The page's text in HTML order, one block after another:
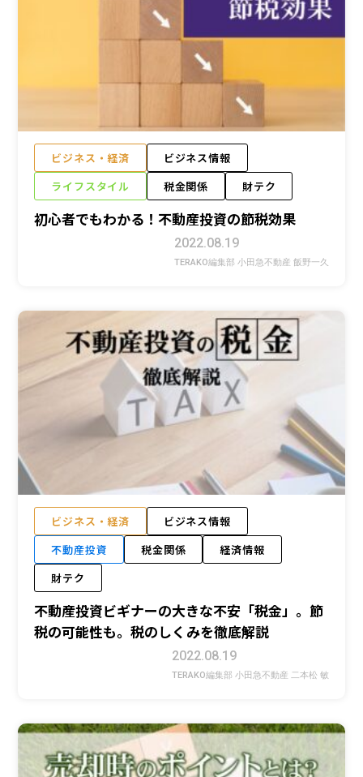
ビジネス・経済
ビジネス情報
ライフスタイル
税金関係 財テク
初心者でもわかる！不動産投資の節税効果
2022.08.19
TERAKO編集部 小田急不動産 飯野一久
ビジネス・経済
ビジネス情報
不動産投資
税金関係
経済情報
財テク
不動産投資ビギナーの大きな不安「税金」。節
税の可能性も。税のしくみを徹底解説
2022.08.19
TERAKO編集部 小田急不動産 二本松 敏